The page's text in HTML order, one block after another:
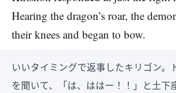
Hearing the dragon’s roar, the
their knees and began to bow.
いいタイミングで返事したキリゴン。
を聞いて、「は、ははー！！」と土下